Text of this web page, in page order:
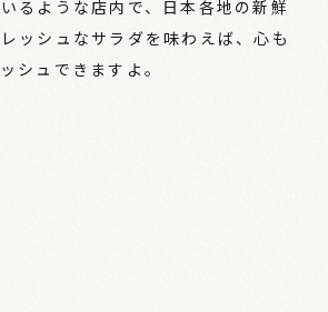
るような店内で、日本各地の新鮮
ッシュなサラダを味わえば、心も
シュできますよ。